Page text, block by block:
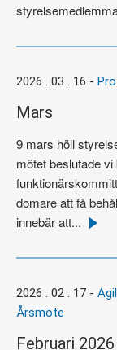
2026 . 03 . 16 -
Mars
9 mars höll
mötet beslutade
domare att få
innebär att... Läs
2026 . 02 . 17 -
Årsmöte
Februari 2026